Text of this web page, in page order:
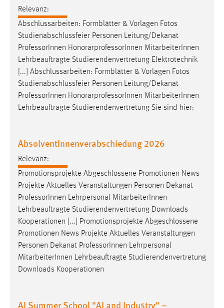
Relevanz:
Abschlussarbeiten: Formblätter & Vorlagen Fotos
Studienabschlussfeier Personen Leitung/Dekanat
Professor Innen HonorarprofessorInnen MitarbeiterInnen
Lehrbeauftragte Studierendenvertretung Elektrotechnik
[...] Abschlussarbeiten: Formblätter & Vorlagen Fotos
Studienabschlussfeier Personen Leitung/Dekanat
Professor Innen HonorarprofessorInnen MitarbeiterInnen
Lehrbeauftragte Studierendenvertretung Sie sind hier:
AbsolventInnenverabschiedung 2026
Relevanz:
Promotionsprojekte Abgeschlossene Promotionen News
Projekte Aktuelles Veranstaltungen Personen Dekanat
Professor Innen Lehrpersonal MitarbeiterInnen
Lehrbeauftragte Studierendenvertretung Downloads
Kooperationen [...] Promotionsprojekte Abgeschlossene
Promotionen News Projekte Aktuelles Veranstaltungen
Personen Dekanat Professor Innen Lehrpersonal
MitarbeiterInnen Lehrbeauftragte Studierendenvertretung
Downloads Kooperationen
AI Summer School "AI and Industry" –